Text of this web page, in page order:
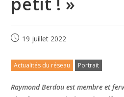
19 juillet 2022
Actualités du réseau Portrait
Raymond Berdou est membre et